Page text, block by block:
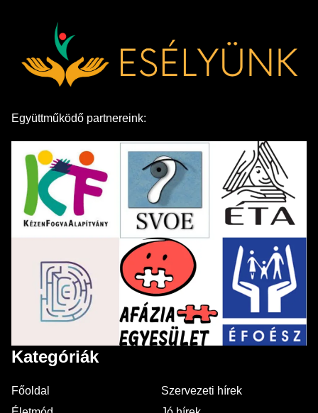
Együttműködő partnereink:
Kategóriák
Főoldal
Szervezeti hírek